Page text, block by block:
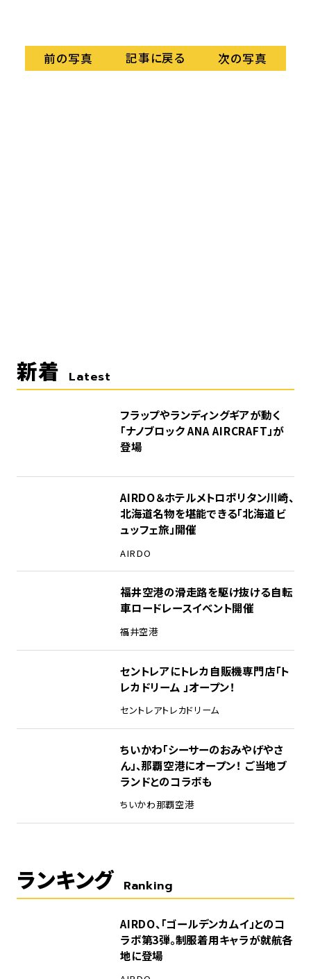
前の写真 記事に戻る 次の写真
新着 Latest
フラップやランディングギアが動く
「ナノブロック ANA AIRCRAFT」が
登場
AIRDO＆ホテルメトロポリタン川崎、
北海道名物を堪能できる「北海道ビ
ュッフェ旅」開催
AIRDO
福井空港の滑走路を駆け抜ける自転
車ロードレースイベント開催
福井空港
セントレアにトレカ自販機専門店「ト
レカドリーム 」オープン！
セントレアトレカドリーム
ちいかわ「シーサーのおみやげやさ
ん」、那覇空港にオープン！ ご当地ブ
ランドとのコラボも
ちいかわ那覇空港
ランキング Ranking
AIRDO、「ゴールデンカムイ」とのコ
ラボ第3弾。制服着用キャラが就航各
地に登場